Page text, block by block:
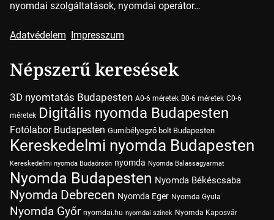
nyomdai szolgáltatások, nyomdai operátor…
Adatvédelem Impresszum
Népszerű keresések
3D nyomtatás Budapesten A0-6 méretek B0-6 méretek C0-6
méretek Digitális nyomda Budapesten
Fotólabor Budapesten Gumibélyegző bolt Budapesten
Kereskedelmi nyomda Budapesten
Kereskedelmi nyomda Budaörsön nyomda Nyomda Balassagyarmat
Nyomda Budapesten Nyomda Békéscsaba
Nyomda Debrecen Nyomda Eger Nyomda Gyula
Nyomda Győr nyomdai.hu nyomdai színek Nyomda Kaposvár